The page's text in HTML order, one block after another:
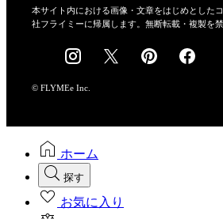
会社概要
採用情報
本サイト内における画像・文章をはじめとした
社フライミーに帰属します。無断転載・複製を禁
© FLYMEe Inc.
ホーム
探す
お気に入り